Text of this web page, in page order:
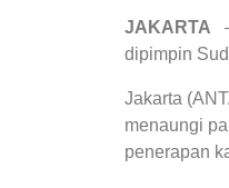
JAKARTA
dipimpin
Jakarta
menaungi
penerapan